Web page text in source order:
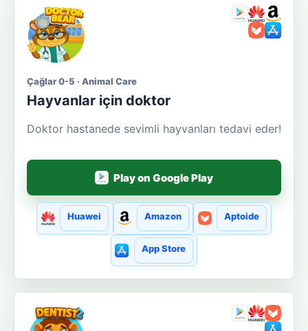
Çağlar 0-5 · Animal Care
Hayvanlar için doktor
Doktor hastanede sevimli hayvanları tedavi eder!
Play on Google Play
Huawei Amazon Aptoide
App Store